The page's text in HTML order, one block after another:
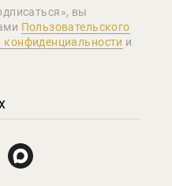
вы
Пользовательского
конфиденциальности и